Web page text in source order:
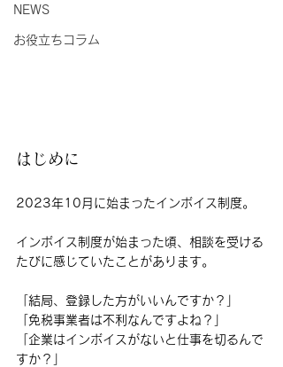
NEWS
お役立ちコラム
はじめに
2023年10月に始まったインボイス制度。
インボイス制度が始まった頃、相談を受ける
たびに感じていたことがあります。
「結局、登録した方がいいんですか？」
「免税事業者は不利なんですよね？」
「企業はインボイスがないと仕事を切るんで
すか？」